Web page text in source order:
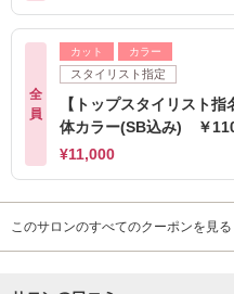
全
員
カット カラー
スタイリスト指定
【トップスタイリスト
体カラー(SB込み) ￥
¥11,000
このサロンのすべてのクーポンを見る